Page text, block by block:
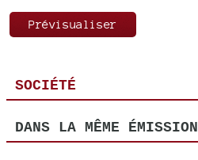
SOCIÉTÉ
DANS LA MÊME ÉMISSION